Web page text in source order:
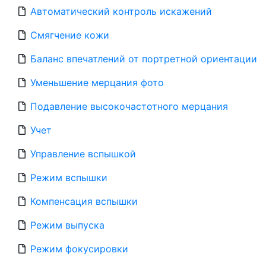
Автоматический контроль искажений
Смягчение кожи
Баланс впечатлений от портретной ориентации
Уменьшение мерцания фото
Подавление высокочастотного мерцания
Учет
Управление вспышкой
Режим вспышки
Компенсация вспышки
Режим выпуска
Режим фокусировки